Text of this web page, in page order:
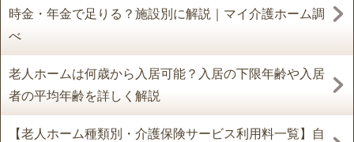
時金・年金で足りる？施設別に解説｜マイ介護ホーム調
べ
老人ホームは何歳から入居可能？入居の下限年齢や入居
者の平均年齢を詳しく解説
【老人ホーム種類別・介護保険サービス利用料一覧】自